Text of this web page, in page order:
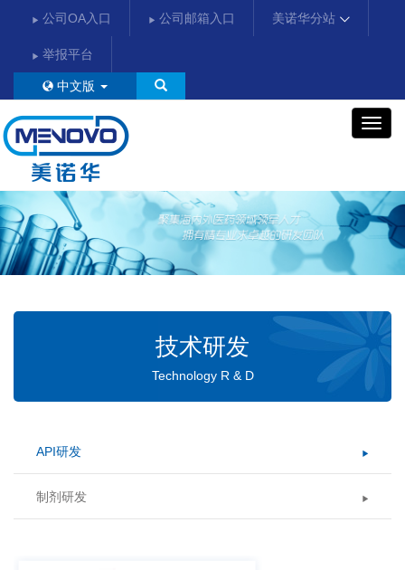
公司OA入口 公司邮箱入口 美诺华分站
举报平台
中文版
美
诺
技术研发
Technology R & D
API研发
制剂研发